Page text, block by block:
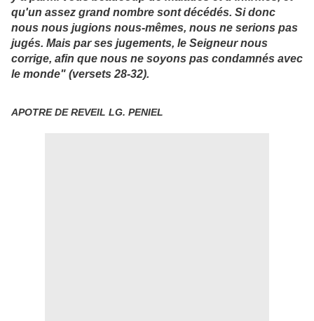
qu'un assez grand nombre sont décédés. Si donc
nous nous jugions nous-mêmes, nous ne serions pas
jugés. Mais par ses jugements, le Seigneur nous
corrige, afin que nous ne soyons pas condamnés avec
le monde" (versets 28-32).
APOTRE DE REVEIL LG. PENIEL